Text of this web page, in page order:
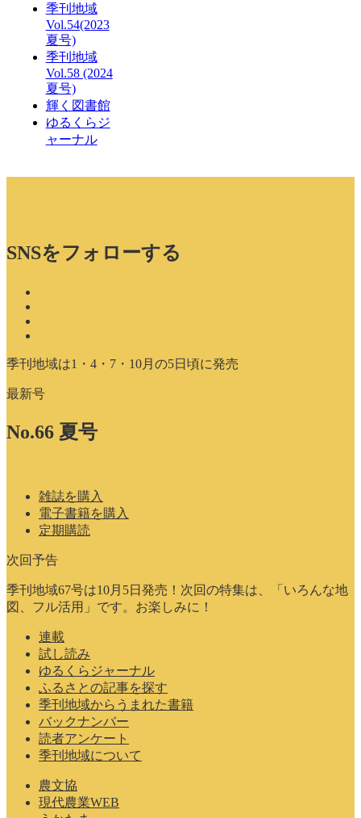
季刊地域
Vol.54(2023
夏号)
季刊地域
Vol.58 (2024
夏号)
輝く図書館
ゆるくらジ
ャーナル
SNSをフォローする
季刊地域は1・4・7・10月の5日頃に発売
最新号
No.66 夏号
雑誌を購入
電子書籍を購入
定期購読
次回予告
季刊地域67号は10月5日発売！次回の特集は、「いろんな地
図、フル活用」です。お楽しみに！
連載
試し読み
ゆるくらジャーナル
ふるさとの記事を探す
季刊地域からうまれた書籍
バックナンバー
読者アンケート
季刊地域について
農文協
現代農業WEB